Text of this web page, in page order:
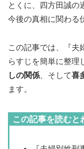
とくに、四方田誠の
今後の真相に関わる
この記事では、『夫
らすじを簡単に整理
しの関係 、そして喜
ます。
この記事を読むと